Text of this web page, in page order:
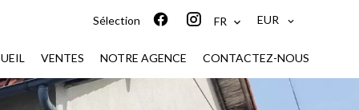
Sélection FR EUR
VENTES NOTRE AGENCE CONTACTEZ-NOUS